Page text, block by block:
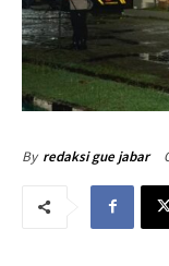
By redaksi gue jabar